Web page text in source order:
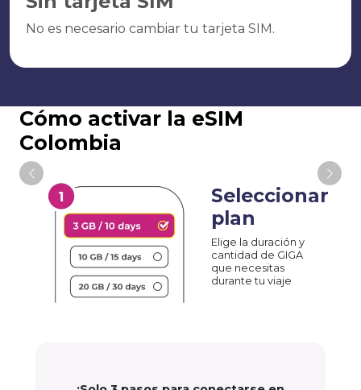
No es necesario cambiar tu tarjeta SIM.
Cómo activar la eSIM
Colombia
Seleccionar
plan
Elige la duración y
cantidad de GIGA
que necesitas
durante tu viaje